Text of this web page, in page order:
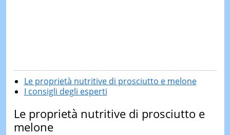
Le proprietà nutritive di prosciutto e melone
I consigli degli esperti
Le proprietà nutritive di prosciutto e
melone